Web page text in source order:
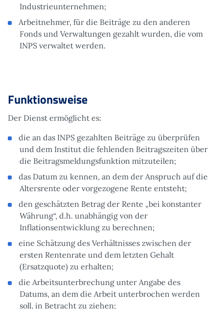
Industrieunternehmen;
Arbeitnehmer, für die Beiträge zu den anderen
Fonds und Verwaltungen gezahlt wurden, die vom
INPS verwaltet werden.
Funktionsweise
Der Dienst ermöglicht es:
die an das INPS gezahlten Beiträge zu überprüfen
und dem Institut die fehlenden Beitragszeiten über
die Beitragsmeldungsfunktion mitzuteilen;
das Datum zu kennen, an dem der Anspruch auf die
Altersrente oder vorgezogene Rente entsteht;
den geschätzten Betrag der Rente „bei konstanter
Währung“, d.h. unabhängig von der
Inflationsentwicklung zu berechnen;
eine Schätzung des Verhältnisses zwischen der
ersten Rentenrate und dem letzten Gehalt
(Ersatzquote) zu erhalten;
die Arbeitsunterbrechung unter Angabe des
Datums, an dem die Arbeit unterbrochen werden
soll, in Betracht zu ziehen;